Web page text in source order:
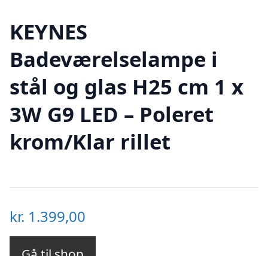
KEYNES
Badeværelselampe i
stål og glas H25 cm 1 x
3W G9 LED – Poleret
krom/Klar rillet
kr. 1.399,00